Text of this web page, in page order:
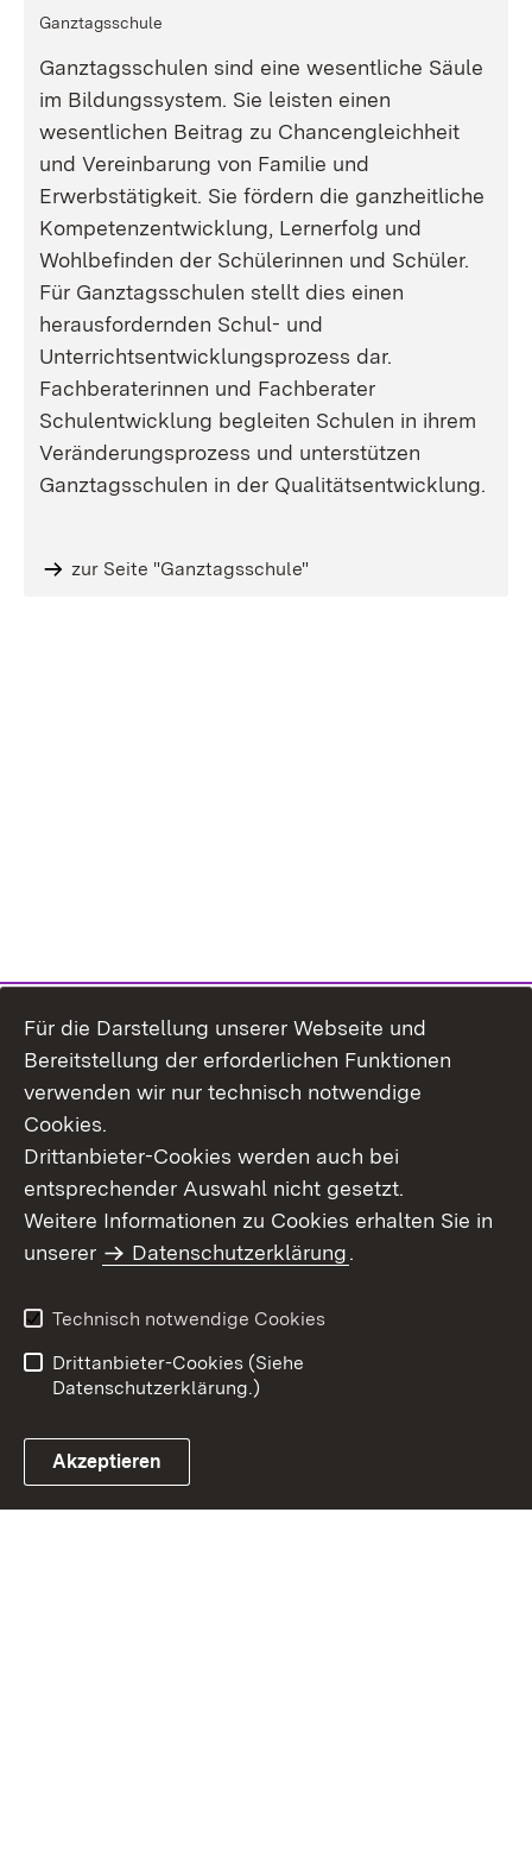
Ganztagsschule
Ganztagsschulen sind eine wesentliche Säule
im Bildungssystem. Sie leisten einen
wesentlichen Beitrag zu Chancengleichheit
und Vereinbarung von Familie und
Erwerbstätigkeit. Sie fördern die ganzheitliche
Kompetenzentwicklung, Lernerfolg und
Wohlbefinden der Schülerinnen und Schüler.
Für Ganztagsschulen stellt dies einen
herausfordernden Schul- und
Unterrichtsentwicklungsprozess dar.
Fachberaterinnen und Fachberater
Schulentwicklung begleiten Schulen in ihrem
Veränderungsprozess und unterstützen
Ganztagsschulen in der Qualitätsentwicklung.
zur Seite "Ganztagsschule"
Benutzungshinweise
Erklärung zur
Für die Darstellung unserer Webseite und
Bereitstellung der erforderlichen Funktionen
verwenden wir nur technisch notwendige
Cookies.
Drittanbieter-Cookies werden auch bei
entsprechender Auswahl nicht gesetzt.
Weitere Informationen zu Cookies erhalten Sie in
unserer
Datenschutzerklärung.
Technisch notwendige Cookies
Drittanbieter-Cookies (Siehe
Datenschutzerklärung.)
Akzeptieren